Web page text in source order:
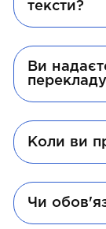
тексти?
Ви
Коли ви
Чи